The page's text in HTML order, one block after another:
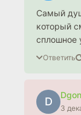
Самый
который
сплошное
Ответить
D
3